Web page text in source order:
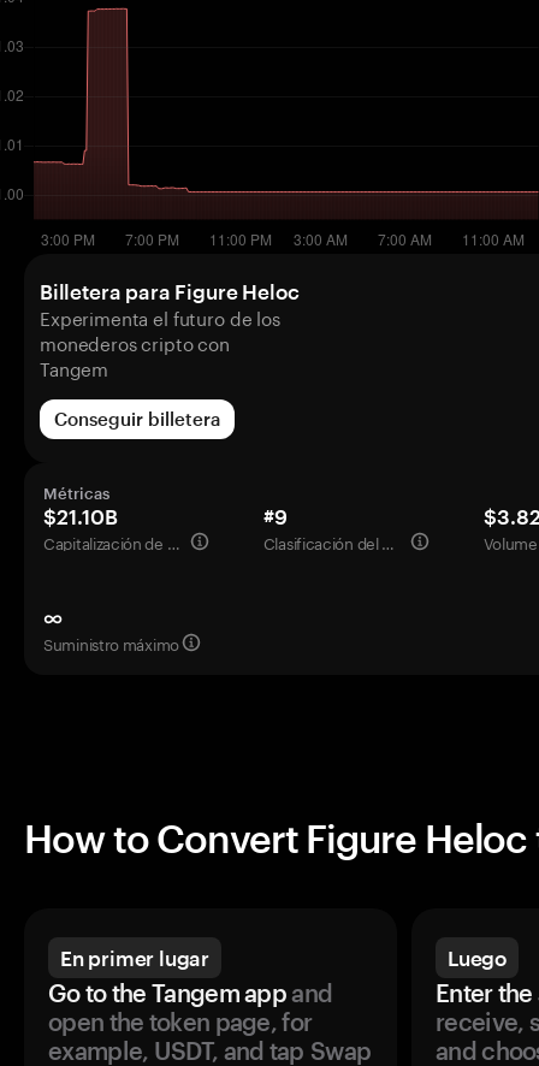
Billetera para Figure Heloc
Experimenta el futuro de los
monederos cripto con
Tangem
Conseguir billetera
Métricas
$21.10B
Capitalización de mercado
#9
Clasificación del mercado
∞
Suministro máximo
How to Convert Figure
En primer lugar
Go to the Tangem appand
open the token page, for
example, USDT, and tap Swap
Luego
Enter the
receive,
and